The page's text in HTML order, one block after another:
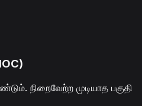
நிறைவேற்ற முடியாத பகுதி